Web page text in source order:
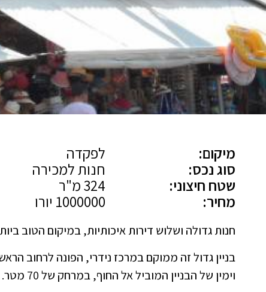
מיקום:
לפקדה
סוג נכס:
חנות למכירה
שטח חיצוני:
מחיר:
חנות גדולה ושלוש דירות איכותיות, במיקום הטוב
בניין גדול זה ממוקם במרכז נידרי, הפונה לרחוב
וימין של הבניין המוביל אל החוף, במרחק של 70 מטר.